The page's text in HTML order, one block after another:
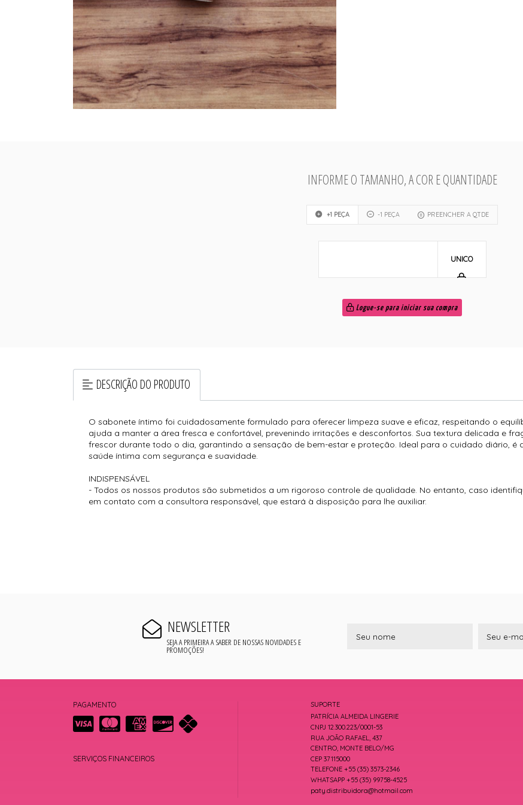
INFORME O TAMANHO, A COR E QUANTIDADE
+1 PEÇA -1 PEÇA PREENCHER A QTDE
UNICO
Logue-se para iniciar sua compra
DESCRIÇÃO DO PRODUTO
O sabonete íntimo foi cuidadosamente formulado para oferecer limpeza suave e eficaz, respeitando o
ajuda a manter a área fresca e confortável, prevenindo irritações e desconfortos. Sua textura delicada e
frescor durante todo o dia, garantindo a sensação de bem-estar e proteção. Ideal para o cuidado diário, é
saúde íntima com segurança e suavidade.
INDISPENSÁVEL
- Todos os nossos produtos são submetidos a um rigoroso controle de qualidade. No entanto, caso
em contato com a consultora responsável, que estará à disposição para lhe auxiliar.
NEWSLETTER
SEJA A PRIMEIRA A SABER DE NOSSAS NOVIDADES E
PROMOÇÕES!
PAGAMENTO
SERVIÇOS FINANCEIROS
SUPORTE
PATRÍCIA ALMEIDA LINGERIE
CNPJ 12.300.223/0001-53
RUA JOÃO RAFAEL, 437
CENTRO, MONTE BELO/MG
CEP 37115000
TELEFONE +55 (35) 3573-2346
WHATSAPP +55 (35) 99758-4525
paty.distribuidora@hotmail.com